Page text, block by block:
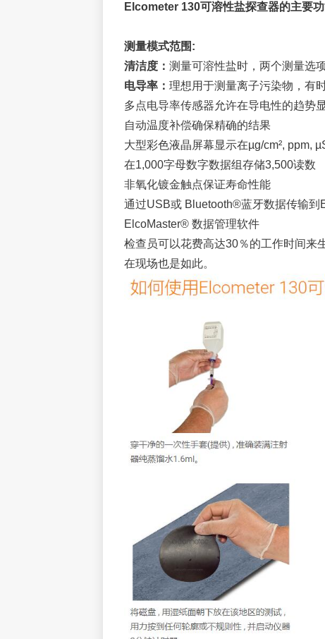
Elcometer 130可溶性盐探查器的主要功
测量模式范围:
清洁度： 测量可溶性盐时，两个测量选
电导率： 理想用于测量离子污染物，有
多点电导率传感器允许在导电性的趋势
自动温度补偿确保精确的结果
大型彩色液晶屏幕显示在µg/cm², ppm,
在1,000字母数字数据组存储3,500读数
非氧化镀金触点保证寿命性能
通过USB或 Bluetooth®蓝牙数据传输
ElcoMaster® 数据管理软件
检查员可以花费高达30％的工作时间来
在现场也是如此。